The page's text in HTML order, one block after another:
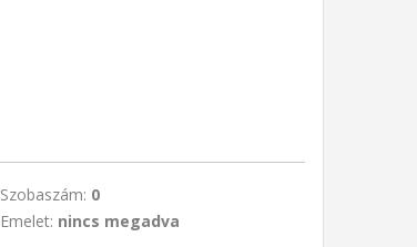
Szobaszám: 0
Emelet: nincs megadva